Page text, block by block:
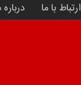
ارتباط با ما درباره